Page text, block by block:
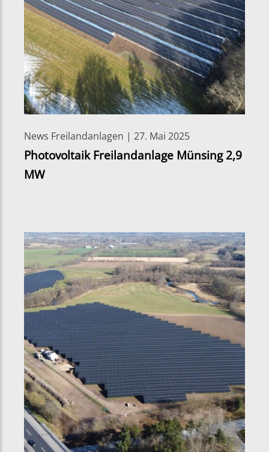
News Freilandanlagen | 27. Mai 2025
Photovoltaik Freilandanlage Münsing 2,9
MW